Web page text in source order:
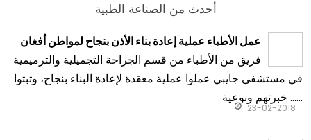
أحدث من الصناعة الطبية
عمل الأطباء عملية إعادة بناء الأذن بنجاح لمواطن أفغان
فريق من الأطباء من قسم الجراحة التجميلية والترميمية
في مستشفى جايبي عملوا عملية معقدة لإعادة البناء بنجاح، وثبتوا
خبرتهم ونوعية ......
23-02-2018